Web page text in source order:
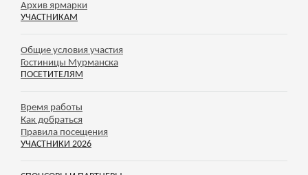
Архив ярмарки
УЧАСТНИКАМ
Общие условия участия
Гостиницы Мурманска
ПОСЕТИТЕЛЯМ
Время работы
Как добраться
Правила посещения
УЧАСТНИКИ 2026